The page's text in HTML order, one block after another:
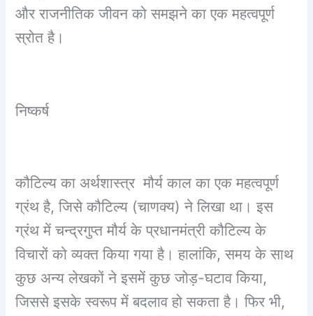
और राजनीतिक जीवन को समझने का एक महत्वपूर्ण
स्रोत है।
निष्कर्ष
कौटिल्य का अर्थशास्त्र मौर्य काल का एक महत्वपूर्ण
ग्रंथ है, जिसे कौटिल्य (चाणक्य) ने लिखा था। इस
ग्रंथ में चन्द्रगुप्त मौर्य के प्रधानमंत्री कौटिल्य के
विचारों को व्यक्त किया गया है। हालांकि, समय के साथ
कुछ अन्य लेखकों ने इसमें कुछ जोड़-घटाव किया,
जिससे इसके स्वरूप में बदलाव हो सकता है। फिर भी,